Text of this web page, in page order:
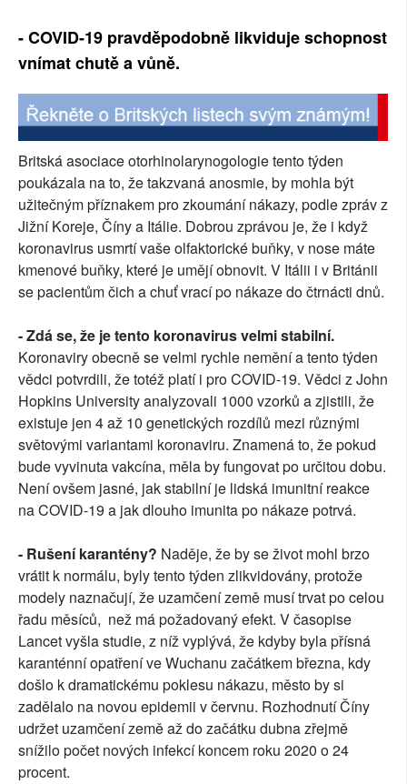
- COVID-19 pravděpodobně likviduje schopnost
vnímat chutě a vůně.
Britská asociace otorhinolarynogologie tento týden
poukázala na to, že takzvaná anosmie, by mohla být
užitečným příznakem pro zkoumání nákazy, podle zpráv z
Jižní Koreje, Číny a Itálie. Dobrou zprávou je, že i když
koronavirus usmrtí vaše olfaktorické buňky, v nose máte
kmenové buňky, které je umějí obnovit. V Itálii i v Británii
se pacientům čich a chuť vrací po nákaze do čtrnácti dnů.
- Zdá se, že je tento koronavirus velmi stabilní.
Koronaviry obecně se velmi rychle nemění a tento týden
vědci potvrdili, že totéž platí i pro COVID-19. Vědci z John
Hopkins University analyzovali 1000 vzorků a zjistili, že
existuje jen 4 až 10 genetických rozdílů mezi různými
světovými variantami koronaviru. Znamená to, že pokud
bude vyvinuta vakcína, měla by fungovat po určitou dobu.
Není ovšem jasné, jak stabilní je lidská imunitní reakce
na COVID-19 a jak dlouho imunita po nákaze potrvá.
- Rušení karantény? Naděje, že by se život mohl brzo
vrátit k normálu, byly tento týden zlikvidovány, protože
modely naznačují, že uzamčení země musí trvat po celou
řadu měsíců, než má požadovaný efekt. V časopise
Lancet vyšla studie, z níž vyplývá, že kdyby byla přísná
karanténní opatření ve Wuchanu začátkem března, kdy
došlo k dramatickému poklesu nákazu, město by si
zadělalo na novou epidemii v červnu. Rozhodnutí Číny
udržet uzamčení země až do začátku dubna zřejmě
snížilo počet nových infekcí koncem roku 2020 o 24
procent.